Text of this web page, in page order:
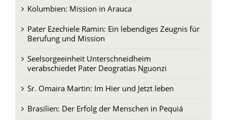
Kolumbien: Mission in Arauca
Pater Ezechiele Ramin: Ein lebendiges Zeugnis für
Berufung und Mission
Seelsorgeeinheit Unterschneidheim
verabschiedet Pater Deogratias Nguonzi
Sr. Omaira Martin: Im Hier und Jetzt leben
Brasilien: Der Erfolg der Menschen in Pequiá